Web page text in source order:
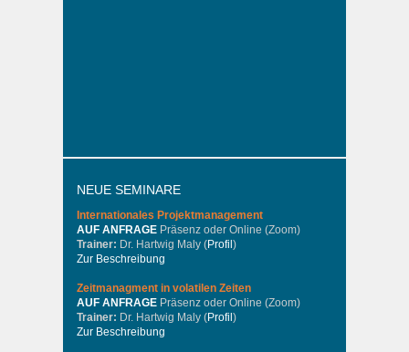
NEUE SEMINARE
Internationales Projektmanagement
AUF ANFRAGE Präsenz oder Online (Zoom)
Trainer: Dr. Hartwig Maly (Profil )
Zur Beschreibung
Zeitmanagment in volatilen Zeiten
AUF ANFRAGE Präsenz oder Online (Zoom)
Trainer: Dr. Hartwig Maly (Profil )
Zur Beschreibung